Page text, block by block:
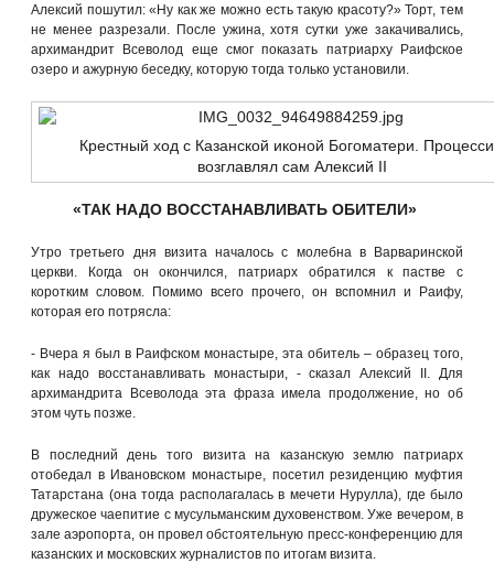
Алексий пошутил: «Ну как же можно есть такую красоту?» Торт, тем
не менее разрезали. После ужина, хотя сутки уже закачивались,
архимандрит Всеволод еще смог показать патриарху Раифское
озеро и ажурную беседку, которую тогда только установили.
Крестный ход с Казанской иконой Богоматери.
возглавлял сам Алексий II
«ТАК НАДО ВОССТАНАВЛИВАТЬ ОБИТЕЛИ»
Утро третьего дня визита началось с молебна в Варваринской
церкви. Когда он окончился, патриарх обратился к пастве с
коротким словом. Помимо всего прочего, он вспомнил и Раифу,
которая его потрясла:
- Вчера я был в Раифском монастыре, эта обитель – образец того,
как надо восстанавливать монастыри, - сказал Алексий II. Для
архимандрита Всеволода эта фраза имела продолжение, но об
этом чуть позже.
В последний день того визита на казанскую землю патриарх
отобедал в Ивановском монастыре, посетил резиденцию муфтия
Татарстана (она тогда располагалась в мечети Нурулла), где было
дружеское чаепитие с мусульманским духовенством. Уже вечером, в
зале аэропорта, он провел обстоятельную пресс-конференцию для
казанских и московских журналистов по итогам визита.